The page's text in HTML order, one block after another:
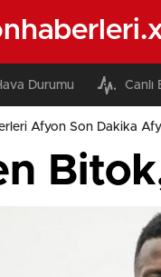
Durumu Canlı
Afyon Son Dakika